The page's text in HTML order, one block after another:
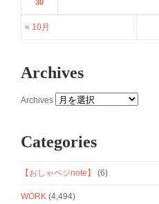
« 10月
30
Archives
Archives
Categories
【おしゃベジnote】 (6)
WORK (4,494)